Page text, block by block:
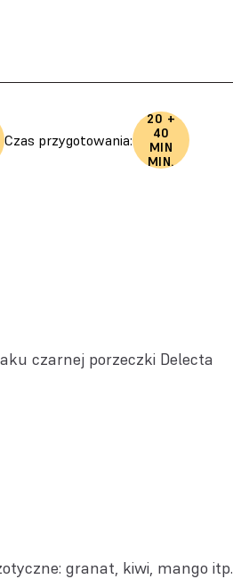
Czas przygotowania:
20 +
40
MIN
MIN.
czarnej porzeczki Delecta
granat, kiwi, mango itp.